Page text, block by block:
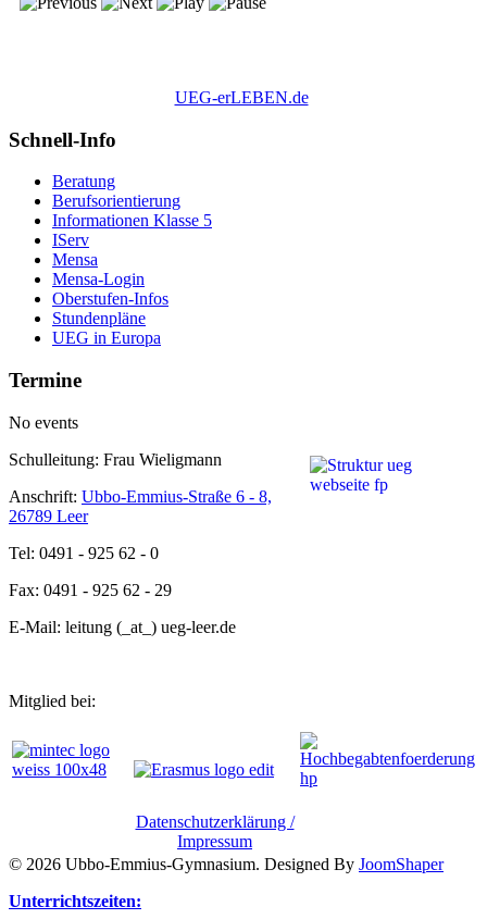
UEG-erLEBEN.de
Schnell-Info
Beratung
Berufsorientierung
Informationen Klasse 5
IServ
Mensa
Mensa-Login
Oberstufen-Infos
Stundenpläne
UEG in Europa
Termine
No events
Schulleitung: Frau Wieligmann
Anschrift: Ubbo-Emmius-Straße 6 - 8,
26789 Leer
Tel: 0491 - 925 62 - 0
Fax: 0491 - 925 62 - 29
E-Mail: leitung (_at_) ueg-leer.de
Mitglied bei:
Datenschutzerklärung /
Impressum
© 2026 Ubbo-Emmius-Gymnasium. Designed By JoomShaper
Unterrichtszeiten: